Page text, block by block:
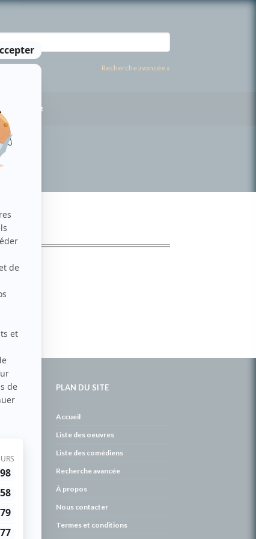
Recherche avancée »
PLAN DU SITE
Accueil
Liste des oeuvres
Liste des comédiens
Recherche avancée
À propos
Nous contacter
Termes et conditions